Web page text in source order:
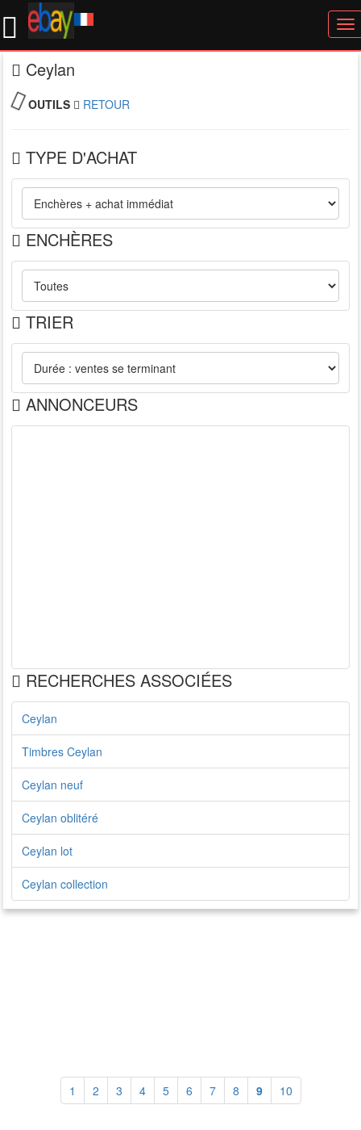
Ceylan
OUTILS RETOUR
TYPE D'ACHAT
ENCHÈRES
TRIER
ANNONCEURS
RECHERCHES ASSOCIÉES
Ceylan
Timbres Ceylan
Ceylan neuf
Ceylan oblitéré
Ceylan lot
Ceylan collection
1 2 3 4 5 6 7 8 9 10